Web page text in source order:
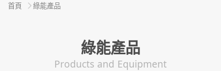
首頁 綠能產品
綠能產品
Products and Equipment